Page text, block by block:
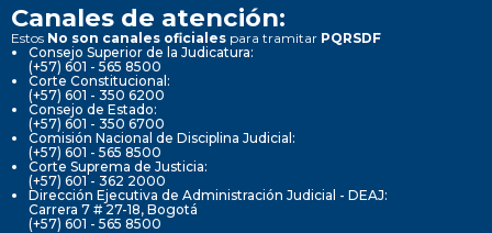
Canales de atención:
Estos No son canales oficiales para tramitar PQRSDF
Consejo Superior de la Judicatura:
(+57) 601 - 565 8500
Corte Constitucional:
(+57) 601 - 350 6200
Consejo de Estado:
(+57) 601 - 350 6700
Comisión Nacional de Disciplina Judicial:
(+57) 601 - 565 8500
Corte Suprema de Justicia:
(+57) 601 - 362 2000
Dirección Ejecutiva de Administración Judicial - DEAJ:
Carrera 7 # 27-18, Bogotá
(+57) 601 - 565 8500